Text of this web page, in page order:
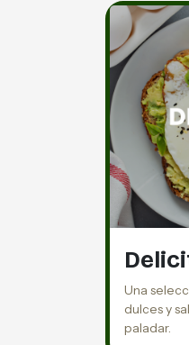
Una
dulces y
paladar.